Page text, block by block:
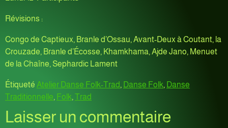
Révisions :
Congo de Captieux, Branle d’Ossau, Avant-Deux à Coutant, la
Crouzade, Branle d’Écosse, Khamkhama, Ajde Jano, Menuet
de la Chaîne, Sephardic Lament
Étiqueté Atelier Danse Folk-Trad, Danse Folk, Danse
Traditionnelle, Folk, Trad
Laisser un commentaire